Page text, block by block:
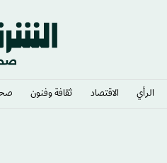
الرأي الاقتصاد ثقافة وفنون